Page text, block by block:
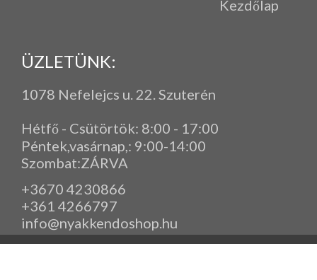
Kezdőlap
ÜZLETÜNK:
1078 Nefelejcs u. 22. Szuterén
Hétfő - Csütörtök: 8:00 - 17:00
Péntek,vasárnap, : 9:00-14:00
Szombat:ZÁRVA
+3670 4230866
+361 4266797
info@nyakkendoshop.hu